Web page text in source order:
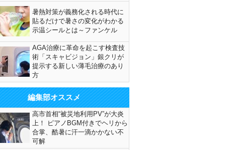
暑熱対策が義務化される時代に
貼るだけで暑さの変化がわかる
示温シールとは～ファンケル
AGA治療に革命を起こす検査技
術「スキャビジョン」銀クリが
提示する新しい薄毛治療のあり
方
編集部オススメ
高市首相“被災地利用PV”が大炎
上！ ピアノBGM付きでヘリから
合掌、酷暑に汗一滴かかない不
可解